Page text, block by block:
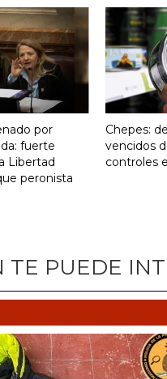
por
fuerte
Libertad
peronista
Chepes:
vencidos
controles
TE PUEDE